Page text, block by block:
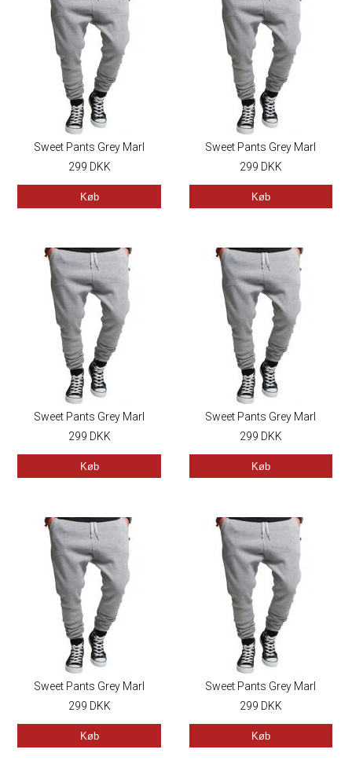
Sweet Pants Grey Marl
299 DKK
Køb
Sweet Pants Grey Marl
299 DKK
Køb
Sweet Pants Grey Marl
299 DKK
Køb
Sweet Pants Grey Marl
299 DKK
Køb
Sweet Pants Grey Marl
299 DKK
Køb
Sweet Pants Grey Marl
299 DKK
Køb